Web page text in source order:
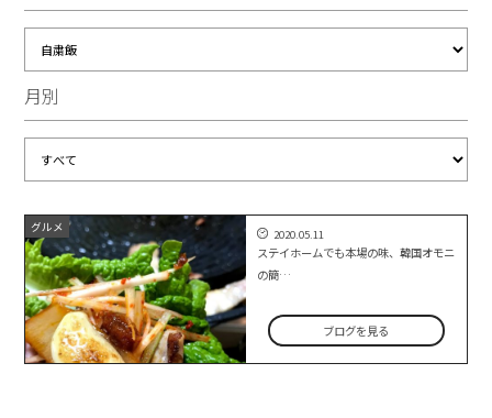
月別
グルメ 2020.05.11
ステイホームでも本場の味、韓国オモニ
の簡…
ブログを見る